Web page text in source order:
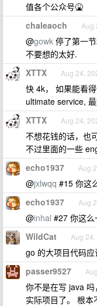
值各个公众号🤮
chaleaoch Aug
@gowk 停了第一
不要想的太好.
XTTX Aug 24,
快 4k， 如果能看
ultimate service,
XTTX Aug 24,
不想花钱的话，也
不过里面的一些
echo1937 Aug
@jxlwqq #15 你这
echo1937 Aug
@inhal #27 你这么
WildCat Aug
go 的大项目代码
passer9527
你不是在写 java
实际项目了。 根本